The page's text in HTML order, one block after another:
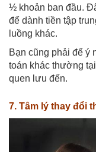
½ khoản ban đầu.
để dành tiền tập
luồng khác.
Bạn cũng phải để ý
toán khác thường
quen lưu đến.
7. Tâm lý thay đổi